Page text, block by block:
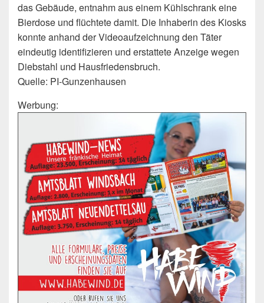
das Gebäude, entnahm aus einem Kühlschrank eine
Bierdose und flüchtete damit. Die Inhaberin des Kiosks
konnte anhand der Videoaufzeichnung den Täter
eindeutig identifizieren und erstattete Anzeige wegen
Diebstahl und Hausfriedensbruch.
Quelle: PI-Gunzenhausen
Werbung: